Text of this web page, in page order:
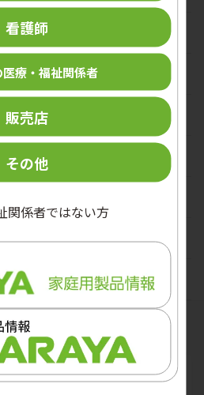
看護師
療・福祉関係者
販売店
その他
関係者ではない方
サイト